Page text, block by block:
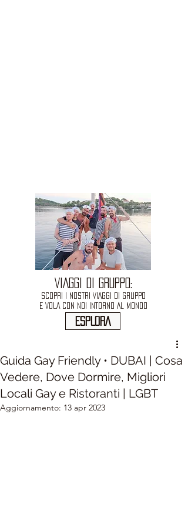
VIAGGI DI GRUPPO:
SCOPRI I NOSTRI VIAGGI DI GRUPPO
E VOLA CON NOI INTORNO AL MONDO
ESPLORA
Guida Gay Friendly • DUBAI | Cosa
Vedere, Dove Dormire, Migliori
Locali Gay e Ristoranti | LGBT
Aggiornamento: 13 apr 2023